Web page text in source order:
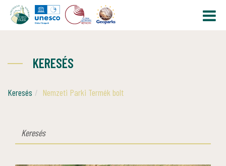
KERESÉS
Keresés Nemzeti Parki Termék bolt
KERESÉS